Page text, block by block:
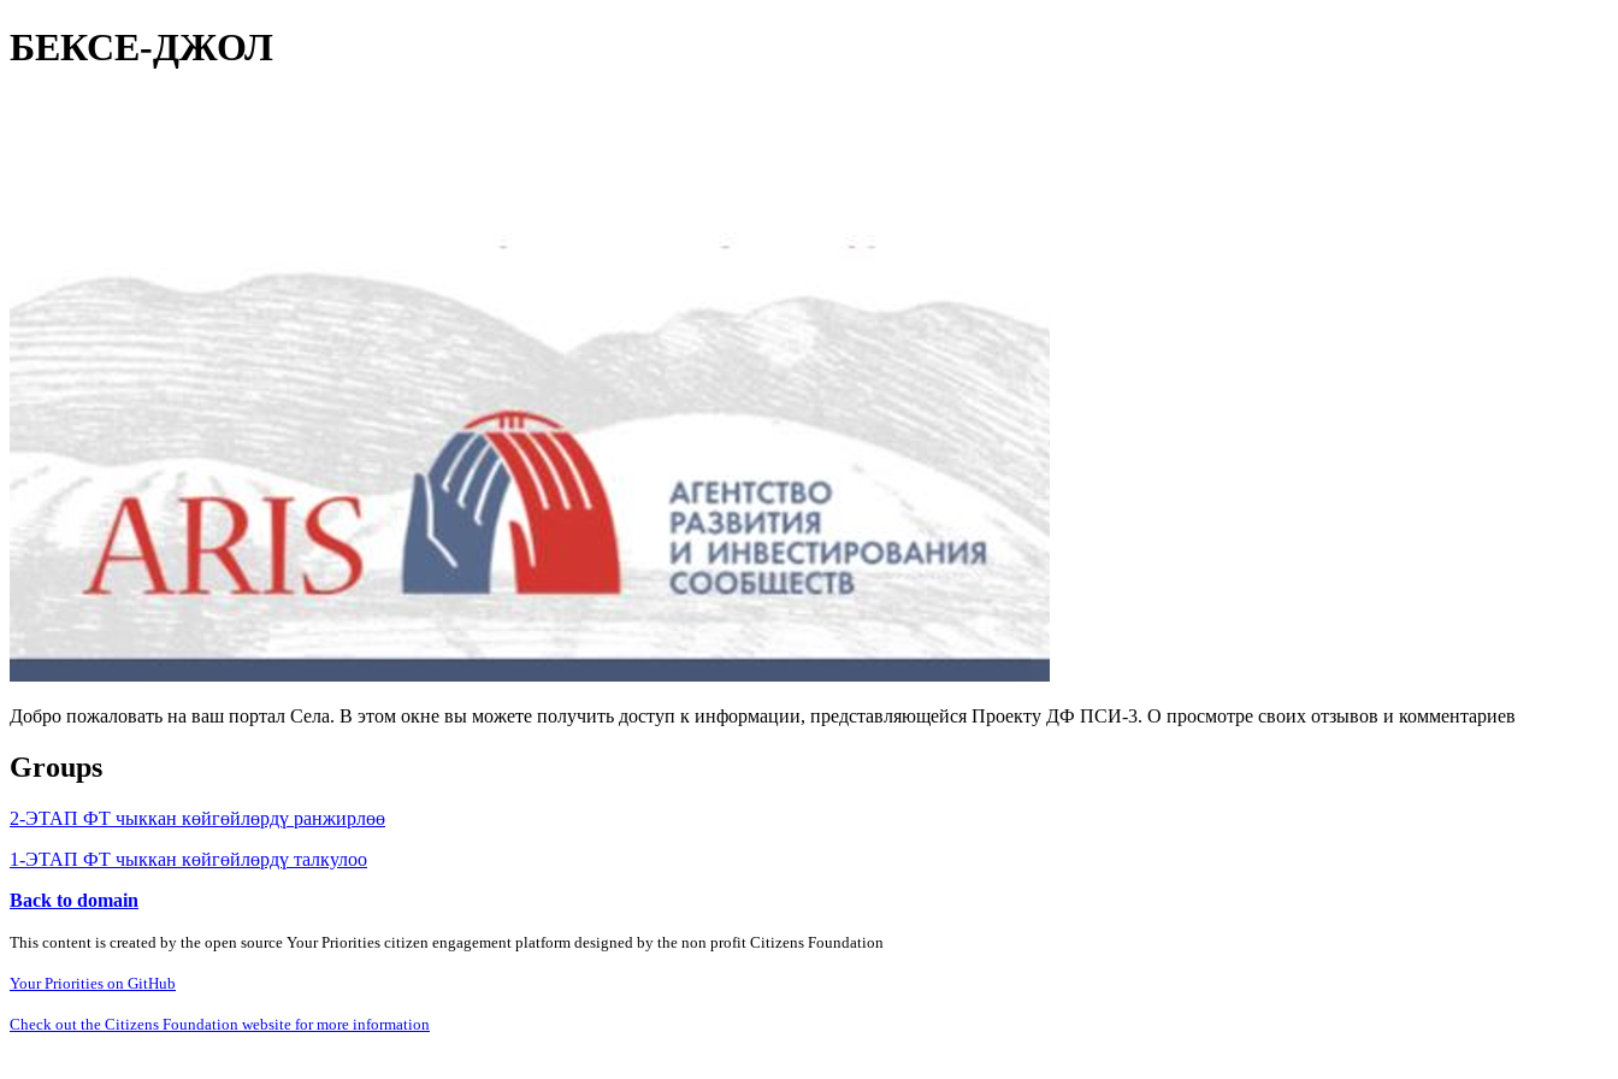
БЕКСЕ-ДЖОЛ
Добро пожаловать на ваш портал Села. В этом окне вы можете получить доступ к информации, представляющейся Проекту ДФ ПСИ-3. О просмотре своих отзывов и комментариев
Groups
2-ЭТАП ФТ чыккан көйгөйлөрдү ранжирлөө
1-ЭТАП ФТ чыккан көйгөйлөрдү талкулоо
Back to domain
This content is created by the open source Your Priorities citizen engagement platform designed by the non profit Citizens Foundation
Your Priorities on GitHub
Check out the Citizens Foundation website for more information